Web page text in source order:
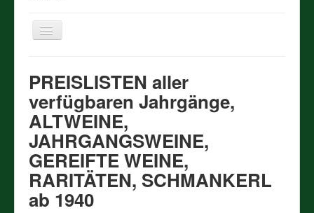
Toggle
Navigation
Verkostungen 2026
Bisherige Verkostungen
Meine Weinigkeit
Impressum und Kontakt
PREISLISTEN aller verfügbaren Jahrgänge,
ALTWEINE, JAHRGANGSWEINE, GEREIFTE WEINE,
RARITÄTEN, SCHMANKERL ab 1940
PREISLISTEN aller
verfügbaren Jahrgänge,
ALTWEINE,
JAHRGANGSWEINE,
GEREIFTE WEINE,
RARITÄTEN, SCHMANKERL
ab 1940